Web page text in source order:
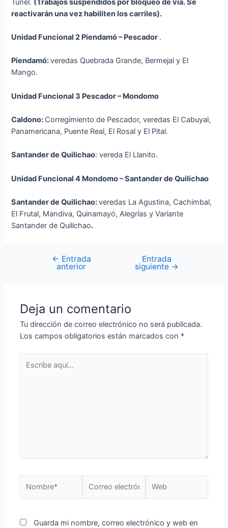
reactivarán una vez habiliten los carriles).
Unidad Funcional 2 Piendamó – Pescador .
Piendamó:veredas Quebrada Grande, Bermejal y El
Mango.
Unidad Funcional 3 Pescador – Mondomo
Caldono: Corregimiento de Pescador, veredas El Cabuyal,
Panamericana, Puente Real, El Rosal y El Pital.
Santander de Quilichao: vereda El Llanito.
Unidad Funcional 4 Mondomo – Santander de Quilichao
Santander de Quilichao:veredas La Agustina, Cachimbal,
El Frutal, Mandiva, Quinamayó, Alegrías y Variante
Santander de Quilichao.
← Entrada
anterior
Entrada
siguiente →
Deja un comentario
Tu dirección de correo electrónico no será publicada.
Los campos obligatorios están marcados con *
Guarda mi nombre, correo electrónico y web en